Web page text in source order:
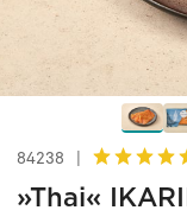
84238
»Thai«